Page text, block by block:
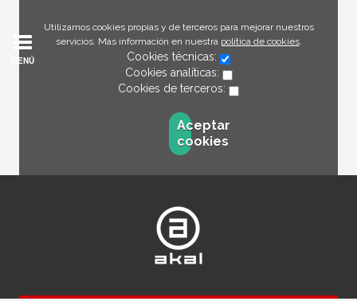
Utilizamos cookies propias y de terceros para mejorar nuestros
servicios. Más información en nuestra política de cookies.
Cookies técnicas:
Cookies analíticas:
Cookies de terceros:
Aceptar
cookies
MENÚ